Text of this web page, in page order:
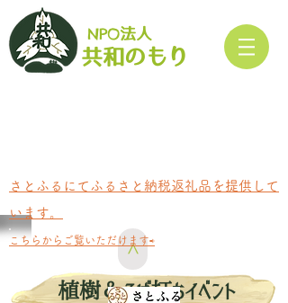
NPO法人​
共和のもり
さとふるにてふるさと納税返礼品を提供して
います。
​こちらからご覧いただけます⇨
植樹＆そば打ちイベント
>